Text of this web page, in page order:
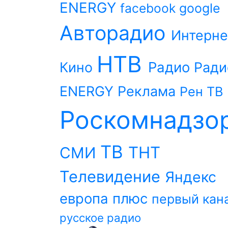
ENERGY facebook google
Авторадио
Кино НТВ Радио
ENERGY Реклама Рен ТВ
СМИ ТВ ТНТ
Телевидение Яндекс
европа плюс первый
русское радио